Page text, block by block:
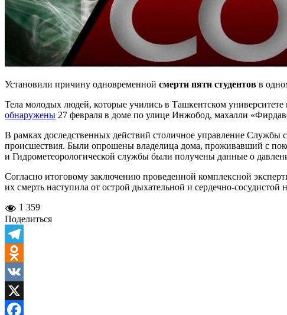
Установили причину одновременной смерти пяти студентов в
Тела молодых людей, которые учились в Ташкентском
обнаружены 27 февраля в доме по улице Инжобод, махалли
В рамках доследственных действий столичное управление Службы
происшествия. Были опрошены владелица дома, проживавший с
и Гидрометеорологической службы были получены данные о
Согласно итоговому заключению проведенной комплексной
их смерть наступила от острой дыхательной и сердечно-
1 359
Поделиться
Telegram
Odnoklassniki
VK
X